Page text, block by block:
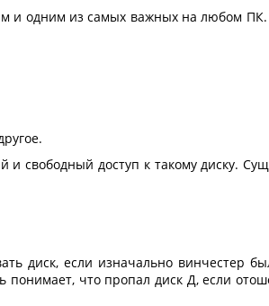
и одним из самых важных на любом ПК.
свободный доступ к такому диску.
диск, если изначально винчестер
понимает, что пропал диск Д, если